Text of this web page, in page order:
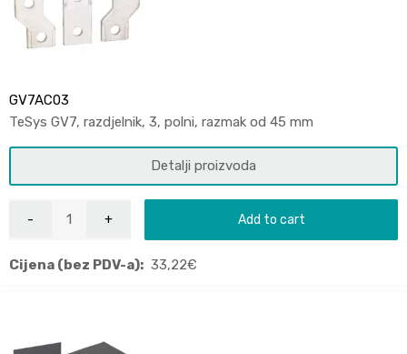
GV7AC03
TeSys GV7, razdjelnik, 3, polni, razmak od 45 mm
Detalji proizvoda
Add to cart
Cijena (bez PDV-a): 33,22€